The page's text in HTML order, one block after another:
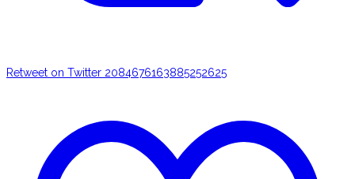
Retweet on Twitter 2084676163885252625